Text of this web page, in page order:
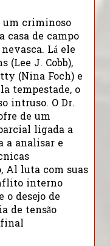
criminoso
casa de campo
Lá ele
(Lee J. Cobb),
(Nina Foch) e
tempestade, o
intruso. O Dr.
de um
ligada a
a analisar e
Al luta com suas
interno
desejo de
de tensão
final